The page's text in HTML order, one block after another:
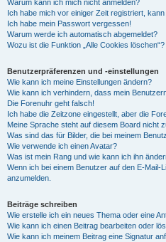
Warum kann ich mich nicht anmelden?
Ich habe mich vor einiger Zeit registriert,
Ich habe mein Passwort vergessen!
Warum werde ich automatisch abgemeldet?
Wozu ist die Funktion „Alle Cookies löschen“?
Benutzerpräferenzen und -einstellungen
Wie kann ich meine Einstellungen ändern?
Wie kann ich verhindern, dass mein
Die Forenuhr geht falsch!
Ich habe die Zeitzone eingestellt, aber die
Meine Sprache steht auf diesem Board nicht
Was sind das für Bilder, die bei meinem
Wie verwende ich einen Avatar?
Was ist mein Rang und wie kann ich ihn
Wenn ich bei einem Benutzer auf den E-
anzumelden.
Beiträge schreiben
Wie erstelle ich ein neues Thema oder eine
Wie kann ich einen Beitrag bearbeiten oder
Wie kann ich meinem Beitrag eine Signatur